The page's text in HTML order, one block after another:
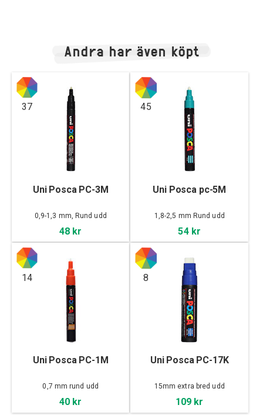
Andra har även köpt
37
Uni Posca PC-3M
0,9-1,3 mm, Rund udd
48 kr
45
Uni Posca pc-5M
1,8-2,5 mm Rund udd
54 kr
14
Uni Posca PC-1M
0,7 mm rund udd
40 kr
8
Uni Posca PC-17K
15mm extra bred udd
109 kr